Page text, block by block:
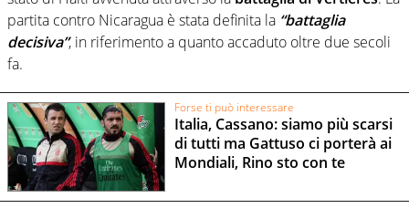
partita contro Nicaragua è stata definita la “battaglia
decisiva”, in riferimento a quanto accaduto oltre due secoli
fa.
Forse ti può interessare
Italia, Cassano: siamo più scarsi
di tutti ma Gattuso ci porterà ai
Mondiali, Rino sto con te